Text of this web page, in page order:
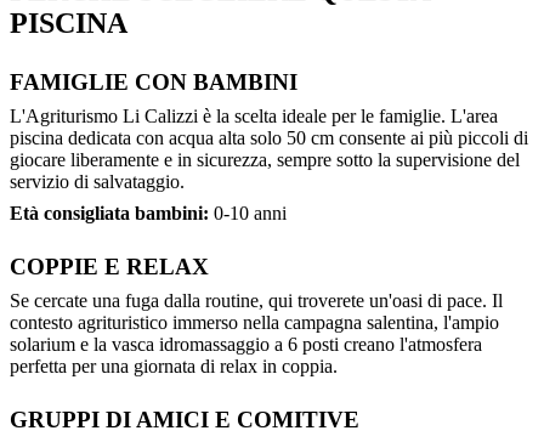
PISCINA
FAMIGLIE CON BAMBINI
L'Agriturismo Li Calizzi è la scelta ideale per le famiglie. L'area
piscina dedicata con acqua alta solo 50 cm consente ai più piccoli di
giocare liberamente e in sicurezza, sempre sotto la supervisione del
servizio di salvataggio.
Età consigliata bambini: 0-10 anni
COPPIE E RELAX
Se cercate una fuga dalla routine, qui troverete un'oasi di pace. Il
contesto agrituristico immerso nella campagna salentina, l'ampio
solarium e la vasca idromassaggio a 6 posti creano l'atmosfera
perfetta per una giornata di relax in coppia.
GRUPPI DI AMICI E COMITIVE